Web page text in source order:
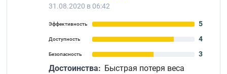
31.08.2020 в 06:42
Эффективность 5
Доступность 4
Безопасность 3
Достоинства: Быстрая потеря веса